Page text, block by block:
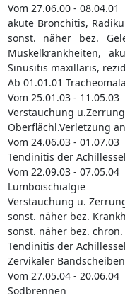
Vom 27.06.00 - 08.04.01
akute Bronchitis,
sonst. näher bez.
Muskelkrankheiten,
Sinusitis maxillaris,
Ab 01.01.01
Vom 25.01.03 - 11.05.03
Verstauchung
Oberflächl.Verletzung
Vom 24.06.03 - 01.07.03
Tendinitis der
Vom 22.09.03 - 07.05.04
Lumboischialgie
Verstauchung u.
sonst. näher bez.
sonst. näher bez.
Tendinitis der
Zervikaler
Vom 27.05.04 - 20.06.04
Sodbrennen